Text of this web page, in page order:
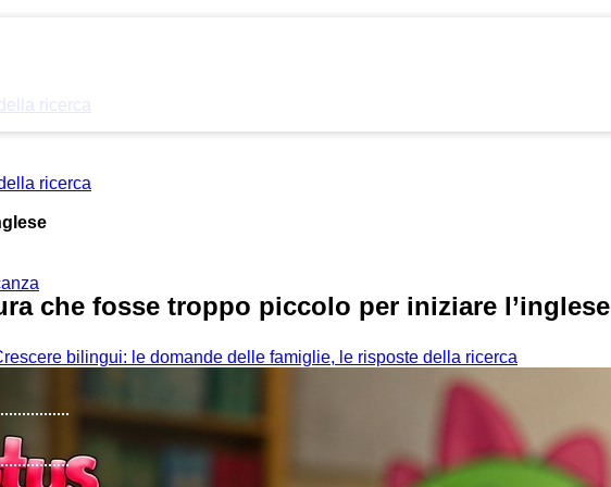
ricerca
ricerca
che fosse troppo piccolo per iniziare l’inglese
bilingui: le domande delle famiglie, le risposte della ricerca